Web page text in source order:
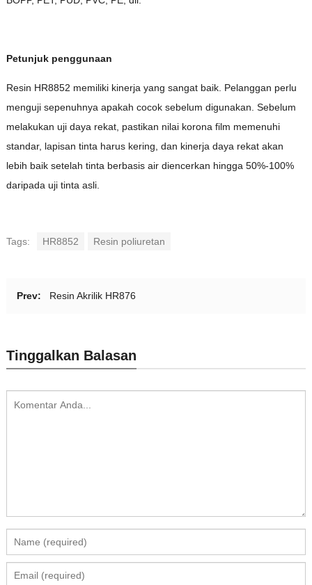
Petunjuk penggunaan
Resin HR8852 memiliki kinerja yang sangat baik. Pelanggan perlu
menguji sepenuhnya apakah cocok sebelum digunakan. Sebelum
melakukan uji daya rekat, pastikan nilai korona film memenuhi
standar, lapisan tinta harus kering, dan kinerja daya rekat akan
lebih baik setelah tinta berbasis air diencerkan hingga 50%-100%
daripada uji tinta asli.
Tags: HR8852 Resin poliuretan
Prev: Resin Akrilik HR876
Tinggalkan Balasan